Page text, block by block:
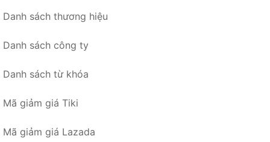
Danh sách thương hiệu
Danh sách công ty
Danh sách từ khóa
Mã giảm giá Tiki
Mã giảm giá Lazada